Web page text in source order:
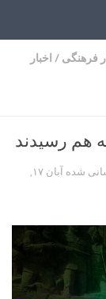
فرهنگی / اخبار
هم رسیدند
شده
آبان ۱۷,